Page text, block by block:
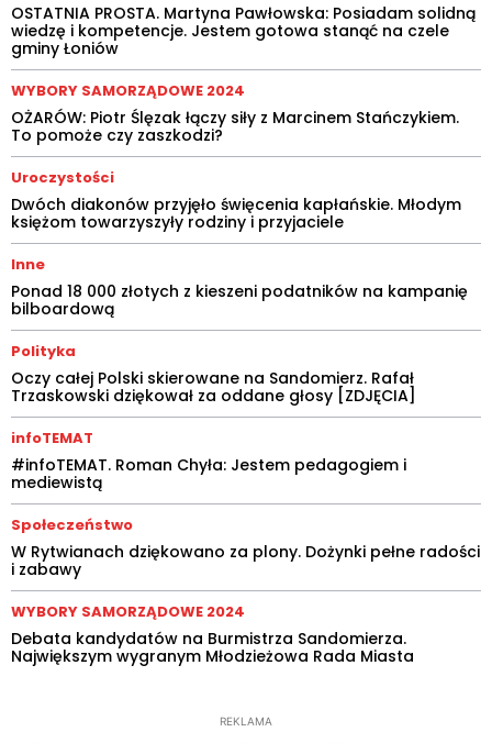
OSTATNIA PROSTA. Martyna Pawłowska: Posiadam solidną
wiedzę i kompetencje. Jestem gotowa stanąć na czele
gminy Łoniów
WYBORY SAMORZĄDOWE 2024
OŻARÓW: Piotr Ślęzak łączy siły z Marcinem Stańczykiem.
To pomoże czy zaszkodzi?
Uroczystości
Dwóch diakonów przyjęło święcenia kapłańskie. Młodym
księżom towarzyszyły rodziny i przyjaciele
Inne
Ponad 18 000 złotych z kieszeni podatników na kampanię
bilboardową
Polityka
Oczy całej Polski skierowane na Sandomierz. Rafał
Trzaskowski dziękował za oddane głosy [ZDJĘCIA]
infoTEMAT
#infoTEMAT. Roman Chyła: Jestem pedagogiem i
mediewistą
Społeczeństwo
W Rytwianach dziękowano za plony. Dożynki pełne radości
i zabawy
WYBORY SAMORZĄDOWE 2024
Debata kandydatów na Burmistrza Sandomierza.
Największym wygranym Młodzieżowa Rada Miasta
REKLAMA